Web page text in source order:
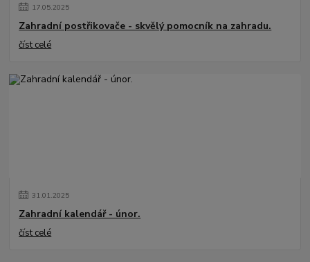
17.05.2025
Zahradní postřikovače - skvělý pomocník na zahradu.
číst celé
31.01.2025
Zahradní kalendář - únor.
číst celé